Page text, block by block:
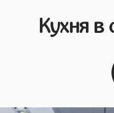
Кухня в